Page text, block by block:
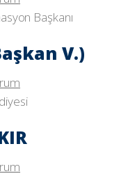
Başkanı
V.)